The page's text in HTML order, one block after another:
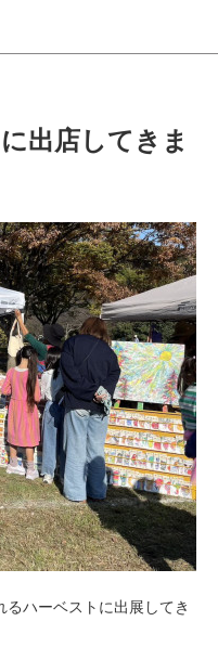
出店してきま
ハーベストに出展してき